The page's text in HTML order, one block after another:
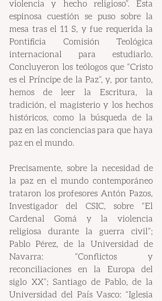
violencia y hecho religioso”. Esta
espinosa cuestión se puso sobre la
mesa tras el 11 S, y fue requerida la
Pontificia Comisión Teológica
internacional para estudiarlo.
Concluyeron los teólogos que “Cristo
es el Príncipe de la Paz”, y, por tanto,
hemos de leer la Escritura, la
tradición, el magisterio y los hechos
históricos, como la búsqueda de la
paz en las conciencias para que haya
paz en el mundo.
Precisamente, sobre la necesidad de
la paz en el mundo contemporáneo
trataron los profesores Antón Pazos,
Investigador del CSIC, sobre “El
Cardenal Gomá y la violencia
religiosa durante la guerra civil”;
Pablo Pérez, de la Universidad de
Navarra: “Conflictos y
reconciliaciones en la Europa del
siglo XX”; Santiago de Pablo, de la
Universidad del País Vasco: “Iglesia